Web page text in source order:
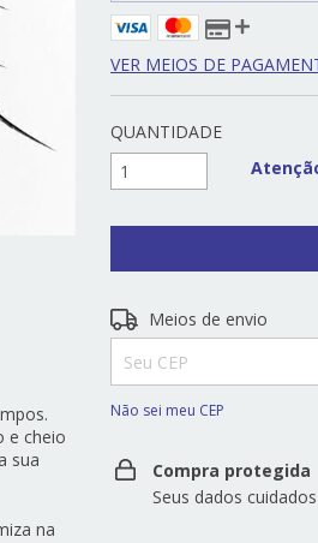
e cheio
sua
na
VER MEIOS DE
QUANTIDADE
Entregas para o CEP:
Meios de envio
Não sei meu CEP
Compra protegida
Seus dados